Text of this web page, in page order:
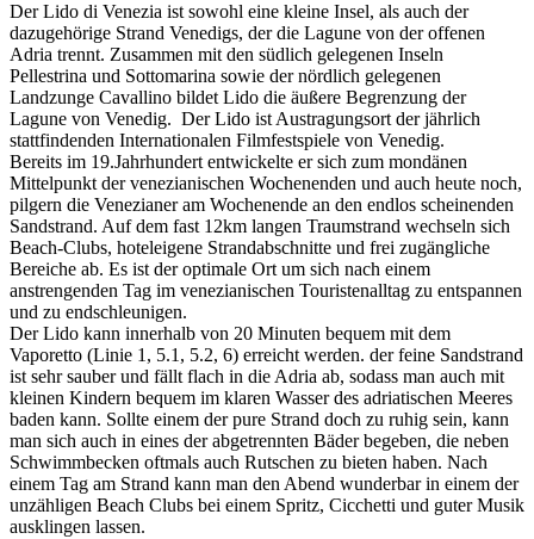
Der Lido di Venezia ist sowohl eine kleine Insel, als auch der
dazugehörige Strand Venedigs, der die Lagune von der offenen
Adria trennt. Zusammen mit den südlich gelegenen Inseln
Pellestrina und Sottomarina sowie der nördlich gelegenen
Landzunge Cavallino bildet Lido die äußere Begrenzung der
Lagune von Venedig. Der Lido ist Austragungsort der jährlich
stattfindenden Internationalen Filmfestspiele von Venedig.
Bereits im 19.Jahrhundert entwickelte er sich zum mondänen
Mittelpunkt der venezianischen Wochenenden und auch heute noch,
pilgern die Venezianer am Wochenende an den endlos scheinenden
Sandstrand. Auf dem fast 12km langen Traumstrand wechseln sich
Beach-Clubs, hoteleigene Strandabschnitte und frei zugängliche
Bereiche ab. Es ist der optimale Ort um sich nach einem
anstrengenden Tag im venezianischen Touristenalltag zu entspannen
und zu endschleunigen.
Der Lido kann innerhalb von 20 Minuten bequem mit dem
Vaporetto (Linie 1, 5.1, 5.2, 6) erreicht werden. der feine Sandstrand
ist sehr sauber und fällt flach in die Adria ab, sodass man auch mit
kleinen Kindern bequem im klaren Wasser des adriatischen Meeres
baden kann. Sollte einem der pure Strand doch zu ruhig sein, kann
man sich auch in eines der abgetrennten Bäder begeben, die neben
Schwimmbecken oftmals auch Rutschen zu bieten haben. Nach
einem Tag am Strand kann man den Abend wunderbar in einem der
unzähligen Beach Clubs bei einem Spritz, Cicchetti und guter Musik
ausklingen lassen.